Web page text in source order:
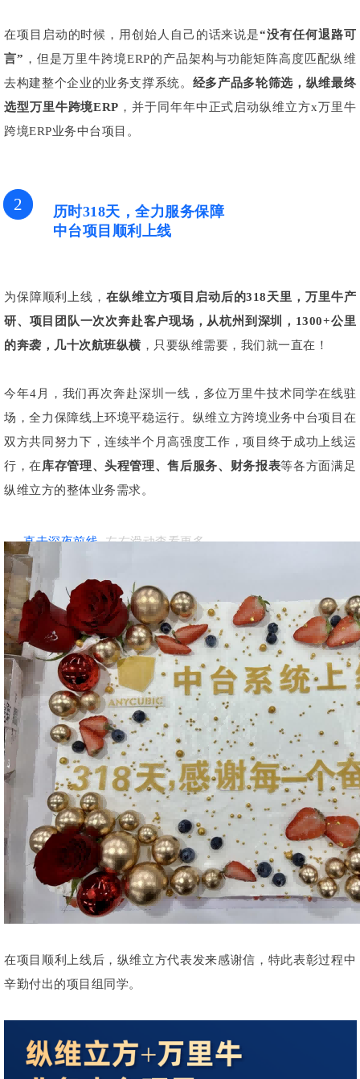
在项目启动的时候，用创始人自己的话来说是“没有任何退路可
言” ，但是万里牛跨境ERP的产品架构与功能矩阵高度匹配纵维
去构建整个企业的业务支撑系统。 经多产品多轮筛选，纵维最终
选型万里牛跨境ERP ，并于同年年中正式启动纵维立方x万里牛
跨境ERP业务中台项目。
2
历时318天，全力服务保障
中台项目顺利上线
为保障顺利上线， 在纵维立方项目启动后的318天里，万里牛产
研、项目团队一次次奔赴客户现场， 从杭州到深圳，1300+公里
的奔袭，几十次航班纵横 ，只要纵维需要，我们就一直在！
今年4月，我们再次奔赴深圳一线，多位万里牛技术同学在线驻
场，全力保障线上环境平稳运行。纵维立方跨境业务中台项目在
双方共同努力下，连续半个月高强度工作，项目终于成功上线运
行，在 库存管理、头程管理、售后服务、财务报表等各方面满足
纵维立方的整体业务需求。
直击深夜前线 左右滑动查看更多
在项目顺利上线后，纵维立方代表发来感谢信，特此表彰过程中
辛勤付出的项目组同学。